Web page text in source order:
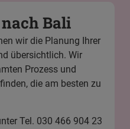
Bali
wir die Planung Ihrer
übersichtlich. Wir
Prozess und
die am besten zu
Tel. 030 466 904 23